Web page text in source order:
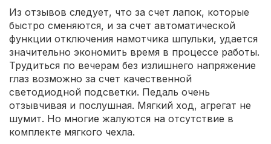
Из отзывов следует, что за счет лапок, которые
быстро сменяются, и за счет автоматической
функции отключения намотчика шпульки, удается
значительно экономить время в процессе работы.
Трудиться по вечерам без излишнего напряжение
глаз возможно за счет качественной
светодиодной подсветки. Педаль очень
отзывчивая и послушная. Мягкий ход, агрегат не
шумит. Но многие жалуются на отсутствие в
комплекте мягкого чехла.